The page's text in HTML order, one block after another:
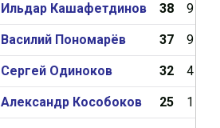
Ильдар Кашафетдинов 38 9
Василий Пономарёв 37 9
Сергей Одиноков 32 4
Александр Кособоков 25 1